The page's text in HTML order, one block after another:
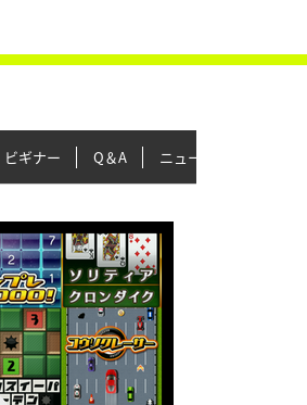
ビギナー Q＆A ニュース＆トピックス